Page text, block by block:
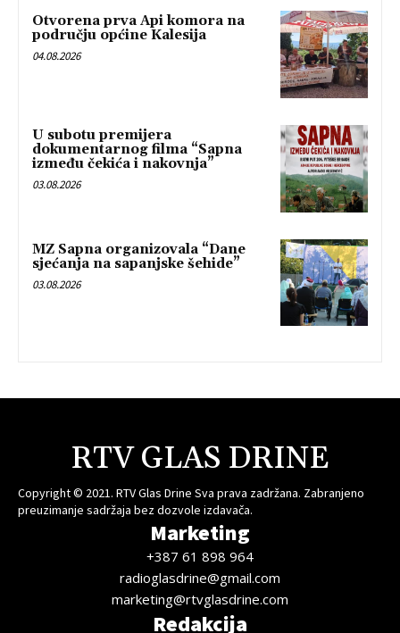
Otvorena prva Api komora na
području općine Kalesija
04.08.2026
U subotu premijera
dokumentarnog filma “Sapna
između čekića i nakovnja”
03.08.2026
MZ Sapna organizovala “Dane
sjećanja na sapanjske šehide”
03.08.2026
RTV GLAS DRINE
Copyright © 2021. RTV Glas Drine Sva prava zadržana. Zabranjeno
preuzimanje sadržaja bez dozvole izdavača.
Marketing
+387 61 898 964
radioglasdrine@gmail.com
marketing@rtvglasdrine.com
Redakcija